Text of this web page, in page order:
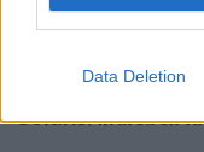
Data Deletion
Solaris:Marsbéli